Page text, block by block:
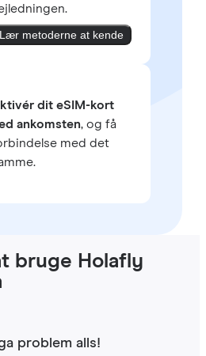
Lær metoderne at kende
dit eSIM-kort
ankomsten, og få
med det
bruge Holafly
problem alls!